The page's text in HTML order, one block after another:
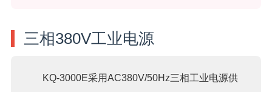
三相380V工业电源
KQ-3000E采用AC380V/50Hz三相工业电源供